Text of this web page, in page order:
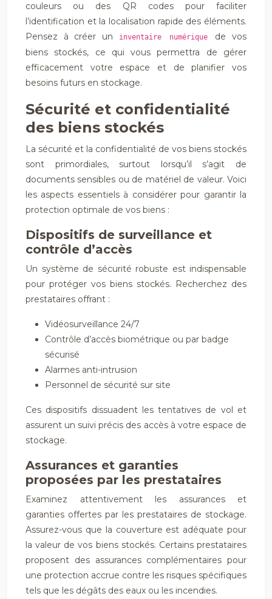
couleurs ou des QR codes pour faciliter
l’identification et la localisation rapide des éléments.
Pensez à créer un
inventaire numérique de vos
biens stockés, ce qui vous permettra de gérer
efficacement votre espace et de planifier vos
besoins futurs en stockage.
Sécurité et confidentialité
des biens stockés
La sécurité et la confidentialité de vos biens stockés
sont primordiales, surtout lorsqu’il s’agit de
documents sensibles ou de matériel de valeur. Voici
les aspects essentiels à considérer pour garantir la
protection optimale de vos biens :
Dispositifs de surveillance et
contrôle d’accès
Un système de sécurité robuste est indispensable
pour protéger vos biens stockés. Recherchez des
prestataires offrant :
Vidéosurveillance 24/7
Contrôle d’accès biométrique ou par badge
sécurisé
Alarmes anti-intrusion
Personnel de sécurité sur site
Ces dispositifs dissuadent les tentatives de vol et
assurent un suivi précis des accès à votre espace de
stockage.
Assurances et garanties
proposées par les prestataires
Examinez attentivement les assurances et
garanties offertes par les prestataires de stockage.
Assurez-vous que la couverture est adéquate pour
la valeur de vos biens stockés. Certains prestataires
proposent des assurances complémentaires pour
une protection accrue contre les risques spécifiques
tels que les dégâts des eaux ou les incendies.